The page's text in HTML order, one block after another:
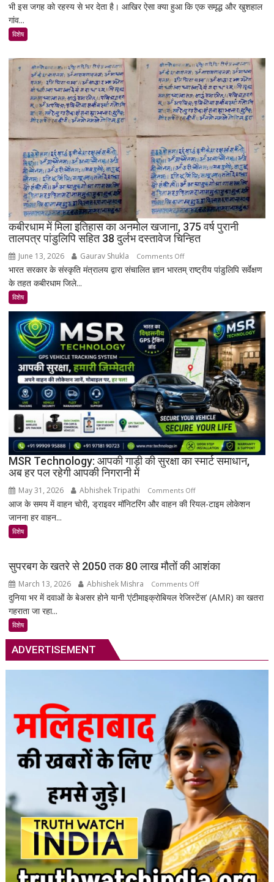
रात
गाँव!
200
साल
बाद
भी
क्यों
बसा
राजस्थान
का
सबसे
रहस्यमयी
गांव?
भी इस जगह को रहस्य से भर देता है। आखिर ऐसा क्या हुआ कि एक समृद्ध और खुशहाल
गांव...
विशेष
कबीरधाम में मिला इतिहास का अनमोल खजाना, 375 वर्ष पुरानी
तालपत्र पांडुलिपि सहित 38 दुर्लभ दस्तावेज चिन्हित
June 13, 2026 Gaurav Shukla Comments Offon
कबीरधाम
इतिहास
का
अनमोल
खजाना,
375
वर्ष
पुरानी
तालपत्र
पांडुलिपि
सहित
38
दुर्लभ
भारत सरकार के संस्कृति मंत्रालय द्वारा संचालित ज्ञान भारतम् राष्ट्रीय पांडुलिपि सर्वेक्षण
के तहत कबीरधाम जिले...
विशेष
MSR Technology: आपकी गाड़ी की सुरक्षा का स्मार्ट समाधान,
अब हर पल रहेगी आपकी निगरानी में
May 31, 2026 Abhishek Tripathi Comments Offon
MSR
सुरक्षा
का
स्मार्ट
में
आज के समय में वाहन चोरी, ड्राइवर मॉनिटरिंग और वाहन की रियल-टाइम लोकेशन
जानना हर वाहन...
विशेष
सुपरबग के खतरे से 2050 तक 80 लाख मौतों की आशंका
March 13, 2026 Abhishek Mishra Comments Offon
सुपरबग
मौतों
की
आशंका
दुनिया भर में दवाओं के बेअसर होने यानी ‘एंटीमाइक्रोबियल रेजिस्टेंस’ (AMR) का खतरा
गहराता जा रहा...
विशेष
ADVERTISEMENT